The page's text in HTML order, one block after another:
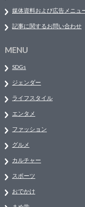
媒体資料および広告メニュ
記事に関するお問い合わせ
MENU
SDGs
ジェンダー
ライフスタイル
エンタメ
ファッション
グルメ
カルチャー
スポーツ
おでかけ